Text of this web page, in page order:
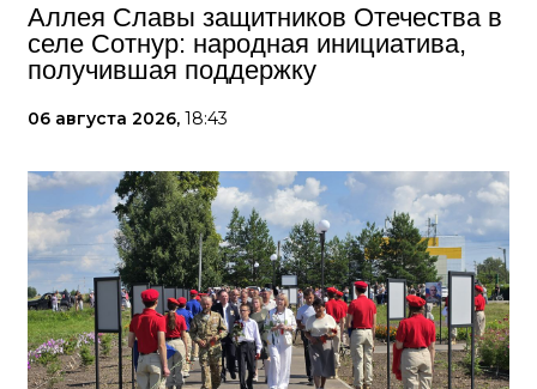
Аллея Славы защитников Отечества в
селе Сотнур: народная инициатива,
получившая поддержку
06 августа 2026, 18:43